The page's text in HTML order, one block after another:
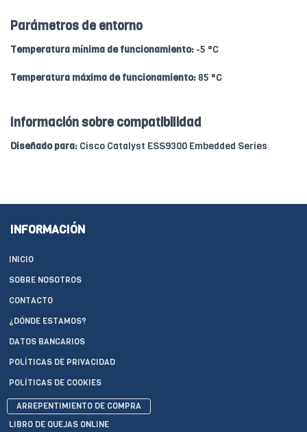
Parámetros de entorno
Temperatura mínima de funcionamiento: -5 °C
Temperatura máxima de funcionamiento: 85 °C
Información sobre compatibilidad
Diseñado para: Cisco Catalyst ESS9300 Embedded Series
INFORMACIÓN
INICIO
SOBRE NOSOTROS
CONTACTO
¿DÓNDE ESTAMOS?
DATOS BANCARIOS
POLÍTICAS DE PRIVACIDAD
POLÍTICAS DE COOKIES
ARREPENTIMIENTO DE COMPRA
LIBRO DE QUEJAS ONLINE